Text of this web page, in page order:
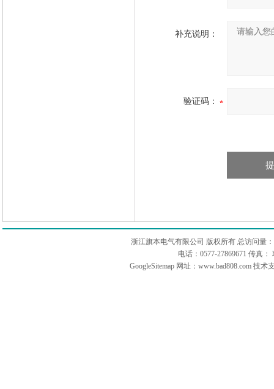
补充说明：
验证码：
浙江旗本电气有限公司 版权所有 总访问量：
电话：0577-27869671 传真
GoogleSitemap 网址：www.bad808.com 技